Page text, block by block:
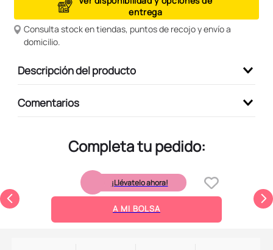
entrega
Consulta stock en tiendas, puntos de recojo y envío a
domicilio.
Descripción del producto
Comentarios
Completa tu pedido:
¡Llévatelo ahora!
A MI BOLSA
peluche
10. kuromi